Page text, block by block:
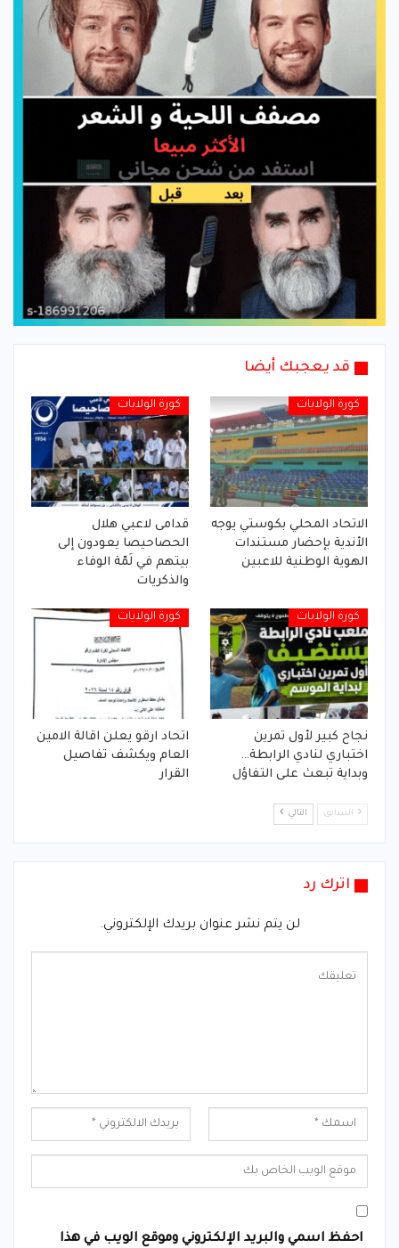
قد يعجبك أيضا
كورة الولايات
الاتحاد المحلي بكوستي يوجه
الأندية بإحضار مستندات
الهوية الوطنية للاعبين
كورة الولايات
قدامى لاعبي هلال
الحصاحيصا يعودون إلى
بيتهم في لَمّة الوفاء
والذكريات
كورة الولايات
نجاح كبير لأول تمرين
اختباري لنادي الرابطة…
وبداية تبعث على التفاؤل
كورة الولايات
اتحاد ارقو يعلن اقالة الامين
العام ويكشف تفاصيل
القرار
السابق التالي
اترك رد
لن يتم نشر عنوان بريدك الإلكتروني.
احفظ اسمي والبريد الإلكتروني وموقع الويب في هذا